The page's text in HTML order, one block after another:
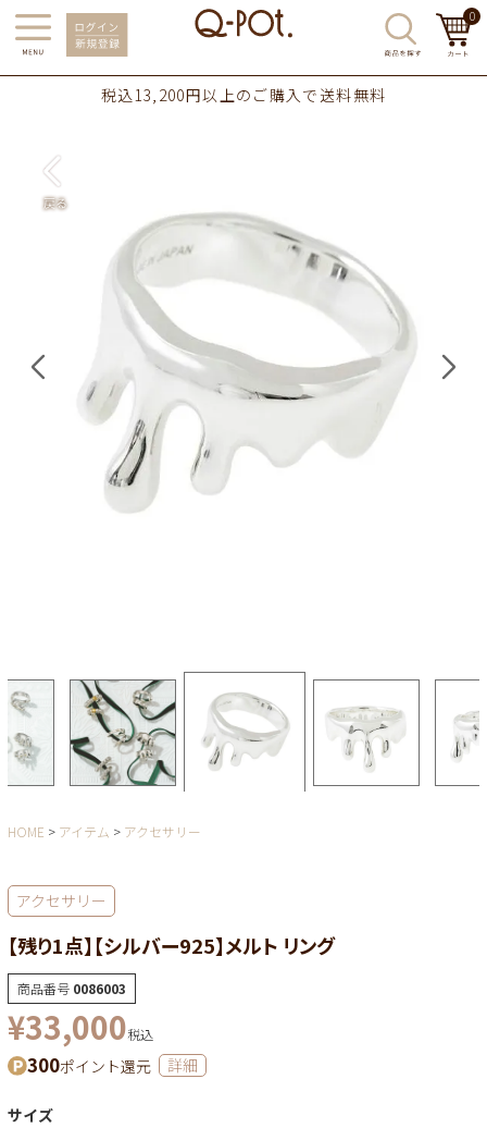
0
税込13,200円以上のご購入で送料無料
HOME アイテム アクセサリー
アクセサリー
【残り1点】【シルバー925】メルト リング
商品番号 0086003
¥33,000税込
300ポイント還元 詳細
サイズ